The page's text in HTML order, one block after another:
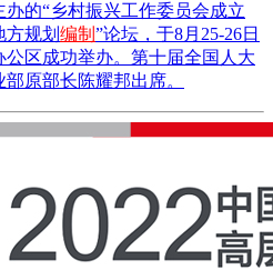
的“乡村振兴工作委员会成立
规划 编制 ”论坛，于8月25-26日
区成功举办。第十届全国人大
原部长陈耀邦出席。